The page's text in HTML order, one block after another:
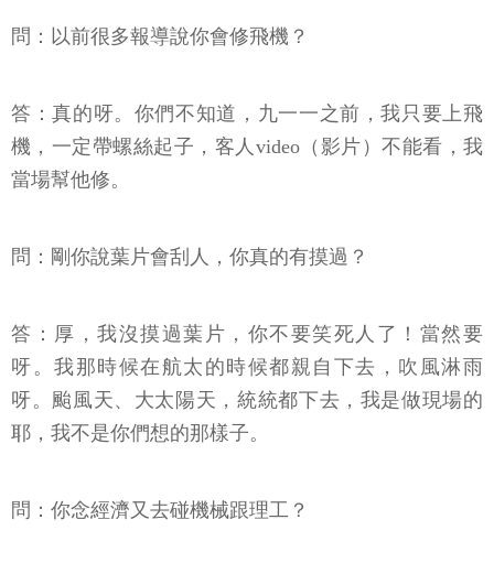
問：以前很多報導說你會修飛機？
答：真的呀。你們不知道，九一一之前，我只要上飛
機，一定帶螺絲起子，客人video（影片）不能看，我
當場幫他修。
問：剛你說葉片會刮人，你真的有摸過？
答：厚，我沒摸過葉片，你不要笑死人了！當然要
呀。我那時候在航太的時候都親自下去，吹風淋雨
呀。颱風天、大太陽天，統統都下去，我是做現場的
耶，我不是你們想的那樣子。
問：你念經濟又去碰機械跟理工？